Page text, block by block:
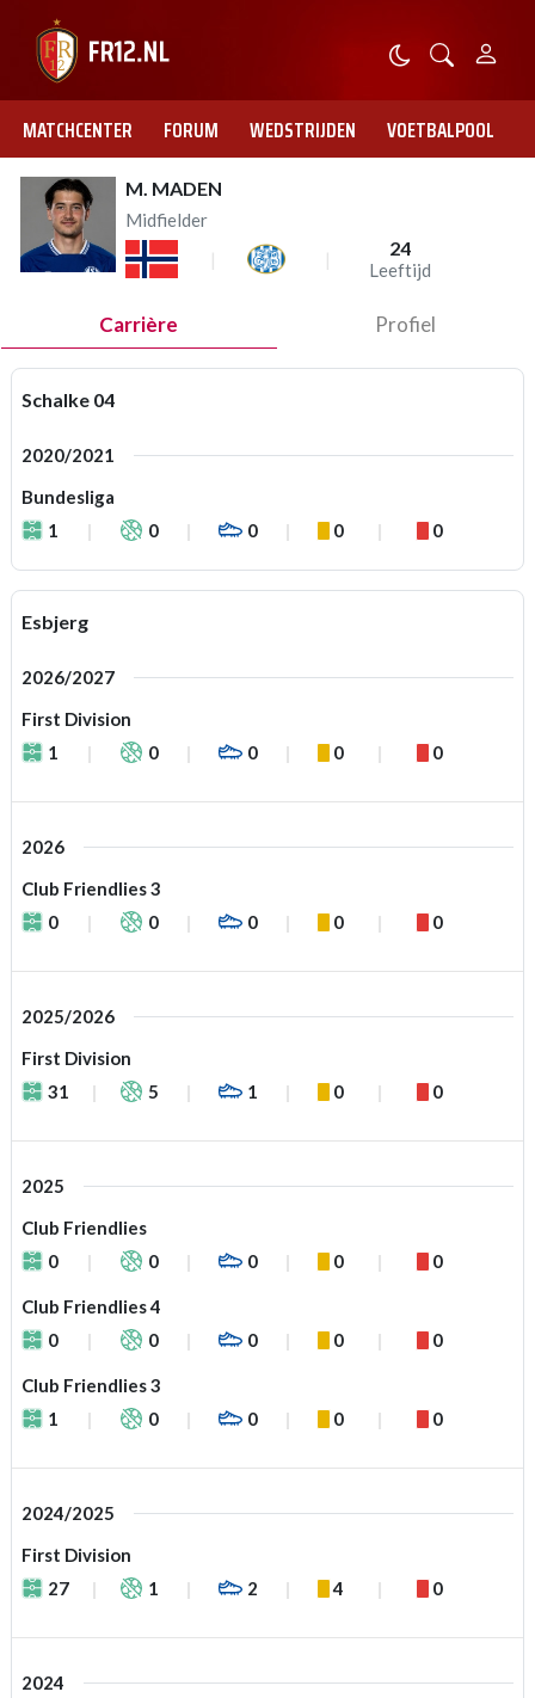
MATCHCENTER FORUM WEDSTRIJDEN VOETBALPOOL
M. MADEN
Midfielder
24
Leeftijd
Carrière Profiel
Schalke 04
2020/2021
Bundesliga
1
0 0 0 0
Esbjerg
2026/2027
First Division
1
0 0 0 0
2026
Club Friendlies 3
0
0 0 0 0
2025/2026
First Division
31
5 1 0 0
2025
Club Friendlies
0
0 0 0 0
Club Friendlies 4
0
0 0 0 0
Club Friendlies 3
1
0 0 0 0
2024/2025
First Division
27
1 2 4 0
2024